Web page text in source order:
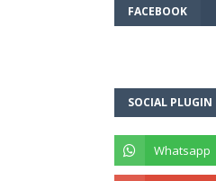
FACEBOOK
SOCIAL PLUGIN